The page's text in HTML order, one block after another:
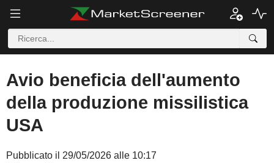
Avio beneficia dell'aumento
della produzione missilistica
USA
Pubblicato il 29/05/2026 alle 10:17